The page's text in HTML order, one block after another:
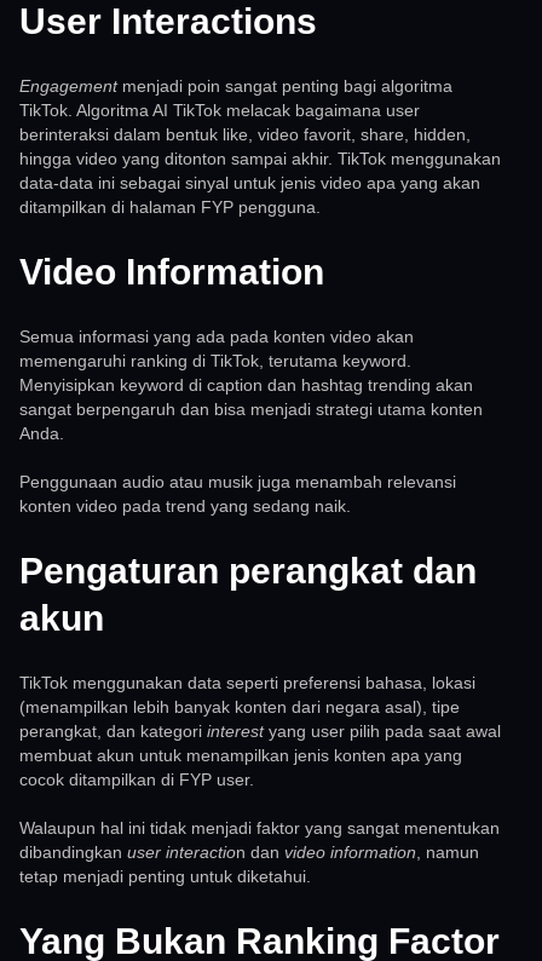
User Interactions
Engagementmenjadi poin sangat penting bagi algoritma
TikTok. Algoritma AI TikTok melacak bagaimana user
berinteraksi dalam bentuk like, video favorit, share, hidden,
hingga video yang ditonton sampai akhir. TikTok menggunakan
data-data ini sebagai sinyal untuk jenis video apa yang akan
ditampilkan di halaman FYP pengguna.
Video Information
Semua informasi yang ada pada konten video akan
memengaruhi ranking di TikTok, terutama keyword.
Menyisipkan keyword di caption dan hashtag trending akan
sangat berpengaruh dan bisa menjadi strategi utama konten
Anda.
Penggunaan audio atau musik juga menambah relevansi
konten video pada trend yang sedang naik.
Pengaturan perangkat dan
akun
TikTok menggunakan data seperti preferensi bahasa, lokasi
(menampilkan lebih banyak konten dari negara asal), tipe
perangkat, dan kategori interestyang user pilih pada saat awal
membuat akun untuk menampilkan jenis konten apa yang
cocok ditampilkan di FYP user.
Walaupun hal ini tidak menjadi faktor yang sangat menentukan
dibandingkan user interaction dan video information, namun
tetap menjadi penting untuk diketahui.
Yang Bukan Ranking Factor